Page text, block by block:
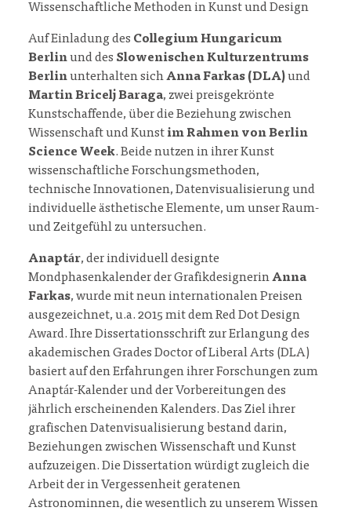
Wissenschaftliche Methoden in Kunst und Design
Auf Einladung des Collegium Hungaricum
Berlinund des Slowenischen Kulturzentrums
Berlinunterhalten sichAnna Farkas (DLA)und
Martin Bricelj Baraga, zwei preisgekrönte
Kunstschaffende, über die Beziehung zwischen
Wissenschaft und Kunst im Rahmen von Berlin
Science Week. Beide nutzen in ihrer Kunst
wissenschaftliche Forschungsmethoden,
technische Innovationen, Datenvisualisierung und
individuelle ästhetische Elemente, um unser Raum-
und Zeitgefühl zu untersuchen.
Anaptár, der individuell designte
Mondphasenkalender der GrafikdesignerinAnna
Farkas, wurde mit neun internationalen Preisen
ausgezeichnet, u.a. 2015 mit dem Red Dot Design
Award. Ihre Dissertationsschrift zur Erlangung des
akademischen Grades Doctor of Liberal Arts (DLA)
basiert auf den Erfahrungen ihrer Forschungen zum
Anaptár-Kalender und der Vorbereitungen des
jährlich erscheinenden Kalenders. Das Ziel ihrer
grafischen Datenvisualisierung bestand darin,
Beziehungen zwischen Wissenschaft und Kunst
aufzuzeigen. Die Dissertation würdigt zugleich die
Arbeit der in Vergessenheit geratenen
Astronominnen, die wesentlich zu unserem Wissen